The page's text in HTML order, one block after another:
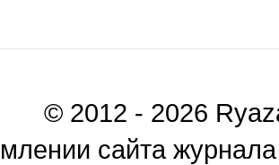
© 2012 - 2026
сайта